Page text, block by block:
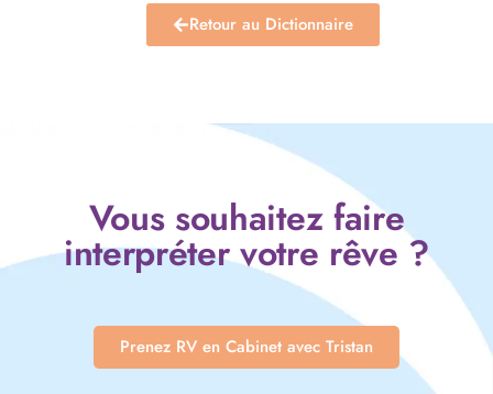
Retour au Dictionnaire
Vous souhaitez faire
interpréter votre rêve ?
Prenez RV en Cabinet avec Tristan